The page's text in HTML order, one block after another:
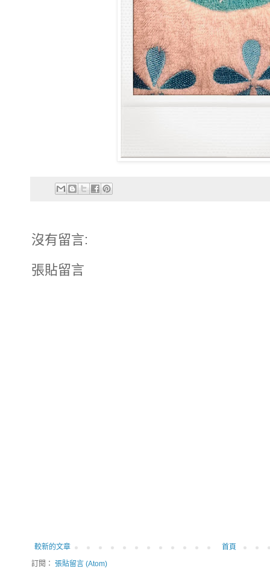
沒有留言:
張貼留言
較新的文章
首頁
訂閱： 張貼留言 (Atom)